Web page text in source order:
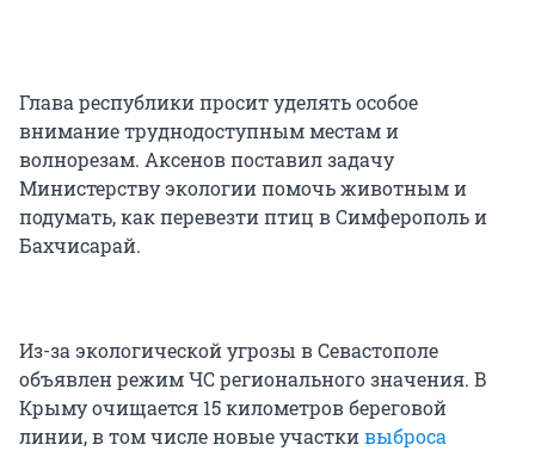
Глава республики просит уделять особое
внимание труднодоступным местам и
волнорезам. Аксенов поставил задачу
Министерству экологии помочь животным и
подумать, как перевезти птиц в Симферополь и
Бахчисарай.
Из-за экологической угрозы в Севастополе
объявлен режим ЧС регионального значения. В
Крыму очищается 15 километров береговой
линии, в том числе новые участкивыброса